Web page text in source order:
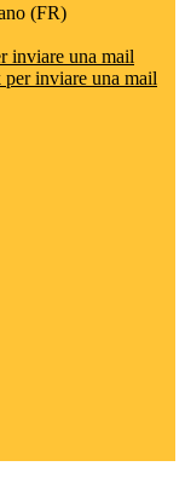
(FR)
inviare una mail
inviare una mail